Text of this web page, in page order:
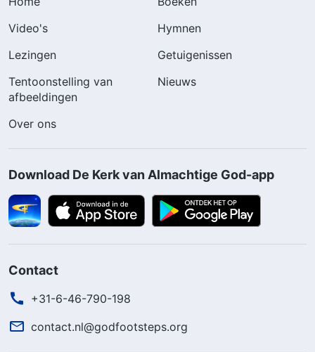
Video's
Hymnen
Lezingen
Getuigenissen
Tentoonstelling van
afbeeldingen
Nieuws
Over ons
Download De Kerk van Almachtige God-app
Contact
+31-6-46-790-198
contact.nl@godfootsteps.org